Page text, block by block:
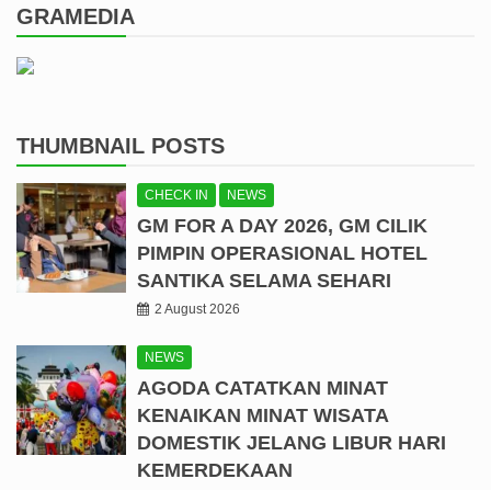
GRAMEDIA
THUMBNAIL POSTS
CHECK IN NEWS
GM FOR A DAY 2026, GM CILIK
PIMPIN OPERASIONAL HOTEL
SANTIKA SELAMA SEHARI
2 August 2026
NEWS
AGODA CATATKAN MINAT
KENAIKAN MINAT WISATA
DOMESTIK JELANG LIBUR HARI
KEMERDEKAAN